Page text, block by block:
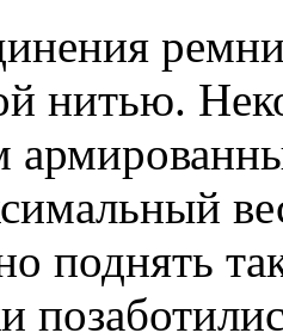
нитью.
поднять